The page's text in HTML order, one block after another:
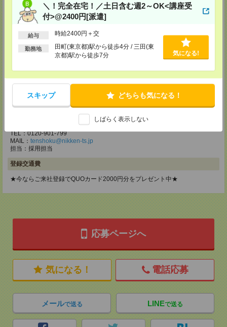
＼！完全在宅！／土日含む週2～OK<講座受
付>@2400円[派遣]
給与 時給2400円＋交
勤務地
田町(東京都)駅から徒歩4分 / 三田(東
京都)駅から徒歩7分
気になる!
スキップ どちらも気になる！
しばらく表示しない
メディカルケア事業部 立川事業部
東京都立川市錦町1-12-14
TEL：0120-934-200
tenshoku@nikken-ts.jp
担当：採用担当
メディカルケア事業部 町田オフィス
TEL：0120-453-285
MAIL：
tenshoku@nikken-ts.jp
担当：採用担当
メディカルケア事業部 横浜オフィス
神奈川県横浜市保土ケ谷区神戸町134 横浜ビジネスパークサウスタワー
TEL：0120-901-799
MAIL： tenshoku@nikken-ts.jp
担当：採用担当
登録交通費
★今ならご来社登録でQUOカード2000円分をプレゼント中★
応募ページへ
気になる！ 電話応募
メールで送る LINEで送る